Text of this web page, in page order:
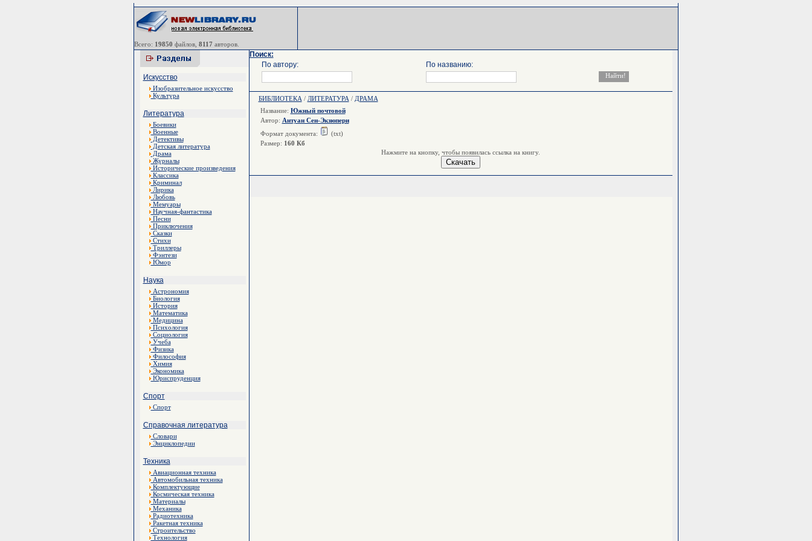
Всего: 19850 файлов, 8117 авторов.
Искусство
Изобразительное искусство
Культура
Литература
Боевики
Военные
Детективы
Детская литература
Драма
Журналы
Исторические произведения
Классика
Криминал
Лирика
Любовь
Мемуары
Научная-фантастика
Песни
Приключения
Сказки
Стихи
Триллеры
Фэнтези
Юмор
Наука
Астрономия
Биология
История
Математика
Медицина
Психология
Социология
Учеба
Физика
Философия
Химия
Экономика
Юриспруденция
Спорт
Спорт
Справочная литература
Словари
Энциклопедии
Техника
Авиационная техника
Автомобильная техника
Комплектующие
Космическая техника
Материалы
Механика
Радиотехника
Ракетная техника
Строительство
Технология
Поиск:
По автору:
По названию:
БИБЛИОТЕКА / ЛИТЕРАТУРА / ДРАМА
Название: Южный почтовой
Автор: Антуан Сен-Экзюпери
Формат документа:
(txt)
Размер: 160 Кб
Нажмите на кнопку, чтобы появилась ссылка на книгу.